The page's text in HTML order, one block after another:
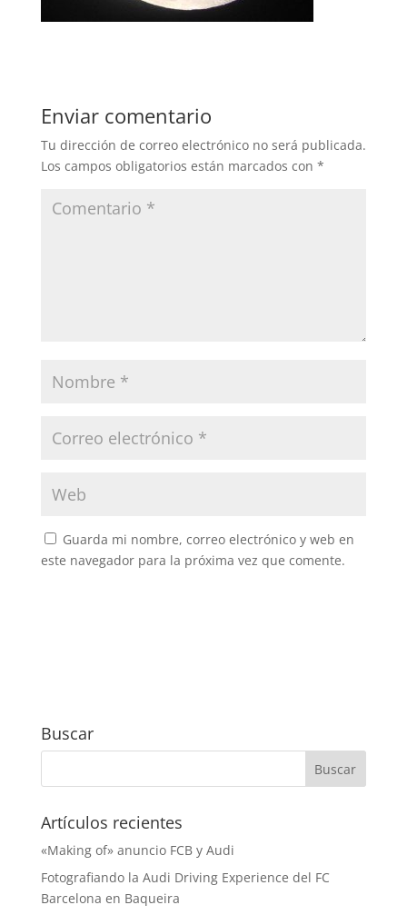
Enviar comentario
Tu dirección de correo electrónico no será publicada.
Los campos obligatorios están marcados con *
Guarda mi nombre, correo electrónico y web en
este navegador para la próxima vez que comente.
Buscar
Artículos recientes
«Making of» anuncio FCB y Audi
Fotografiando la Audi Driving Experience del FC
Barcelona en Baqueira